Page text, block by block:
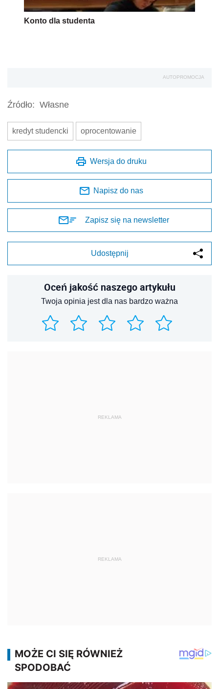
Konto dla studenta
AUTOPROMOCJA
Źródło: Własne
kredyt studencki oprocentowanie
Wersja do druku
Napisz do nas
Zapisz się na newsletter
Udostępnij
Oceń jakość naszego artykułu
Twoja opinia jest dla nas bardzo ważna
REKLAMA
REKLAMA